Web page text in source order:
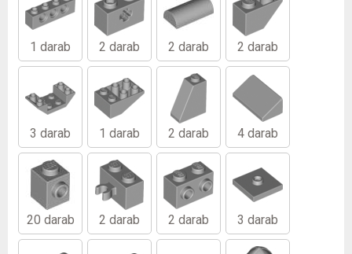
1 darab 2 darab 2 darab 2 darab
3 darab 1 darab 2 darab 4 darab
20 darab 2 darab 2 darab 3 darab